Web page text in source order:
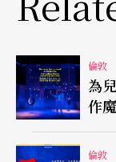
下一篇章。
倫敦
為兒
作
倫敦